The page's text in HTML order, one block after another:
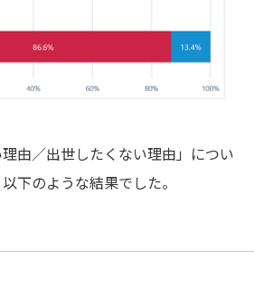
由／出世したくない理由」につい
下のような結果でした。